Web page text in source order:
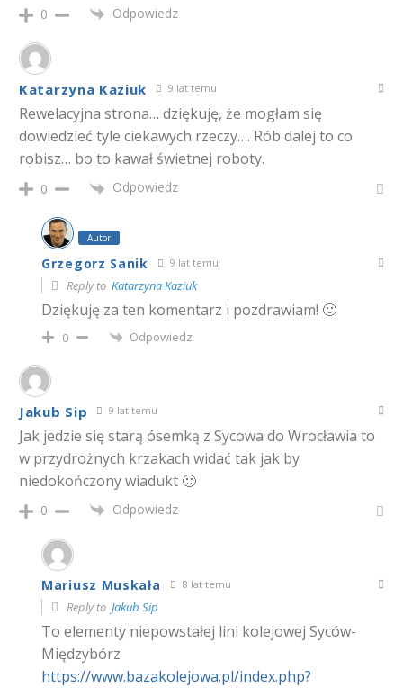
0 Odpowiedz
Katarzyna Kaziuk 9 lat temu
Rewelacyjna strona… dziękuję, że mogłam się
dowiedzieć tyle ciekawych rzeczy…. Rób dalej to co
robisz… bo to kawał świetnej roboty.
0 Odpowiedz
Autor
Grzegorz Sanik 9 lat temu
Reply to Katarzyna Kaziuk
Dziękuję za ten komentarz i pozdrawiam! 🙂
0 Odpowiedz
Jakub Sip 9 lat temu
Jak jedzie się starą ósemką z Sycowa do Wrocławia to
w przydrożnych krzakach widać tak jak by
niedokończony wiadukt 🙂
0 Odpowiedz
Mariusz Muskała 8 lat temu
Reply to Jakub Sip
To elementy niepowstałej lini kolejowej Syców-
Międzybórz
https://www.bazakolejowa.pl/index.php?